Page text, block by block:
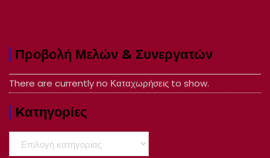
Προβολή Μελών & Συνεργατών
There are currently no Καταχωρήσεις to show.
Kατηγορίες